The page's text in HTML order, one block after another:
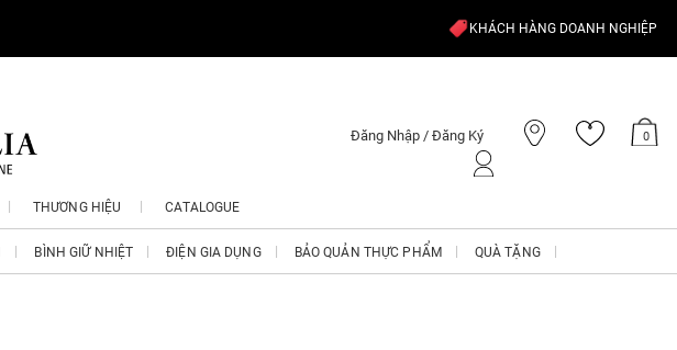
KHÁCH HÀNG DOANH NGHIỆP
Đăng Nhập / Đăng Ký 0
THƯƠNG HIỆU CATALOGUE
BÌNH GIỮ NHIỆT ĐIỆN GIA DỤNG BẢO QUẢN THỰC PHẨM QUÀ TẶNG